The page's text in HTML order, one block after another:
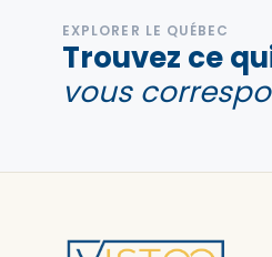
EXPLORER LE QUÉBEC
Trouvez ce
vous